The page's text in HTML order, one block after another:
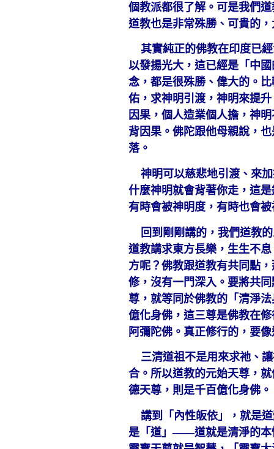
個教派都很了解。可是我們
道教也是非常殊勝、可貴的
其實純正的佛教在印度已經
以發揚光大，這已經是「中
念，都是很殊勝、偉大的。
佑，求神明引渡，神明來提
因果，個人造業個人擔，神
背因果。佛陀跟他母親說，
落。
神明可以慈悲地引渡、來加
什麼神明就會背著你走，這
有時會被神明度，有時也會
回到剛剛講的，我們道教的
道教講求東方長樂，生生不
方呢？佛教跟道教有共同點
修，沒有一門深入。要將共
尊，就等同於佛教的「清淨
億化身佛，這三尊是佛教在
阿彌陀佛。真正修行的，要
三清道祖不是用來求祂、讓
合。所以道教的元始天尊，
德天尊，則是千百億化身佛。
講到「內性皈依」，就是道
是「道」——道就是清淨的本